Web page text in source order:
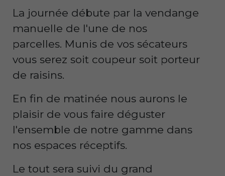
La journée débute par la vendange
manuelle de l'une de nos
parcelles. Munis de vos sécateurs
vous serez soit coupeur soit porteur
de raisins.
En fin de matinée nous aurons le
plaisir de vous faire déguster
l'ensemble de notre gamme dans
nos espaces réceptifs.
Le tout sera suivi du grand